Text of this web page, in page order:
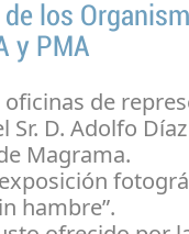
los
y PMA
de
Sr. D. Adolfo
Magrama.
hambre”.